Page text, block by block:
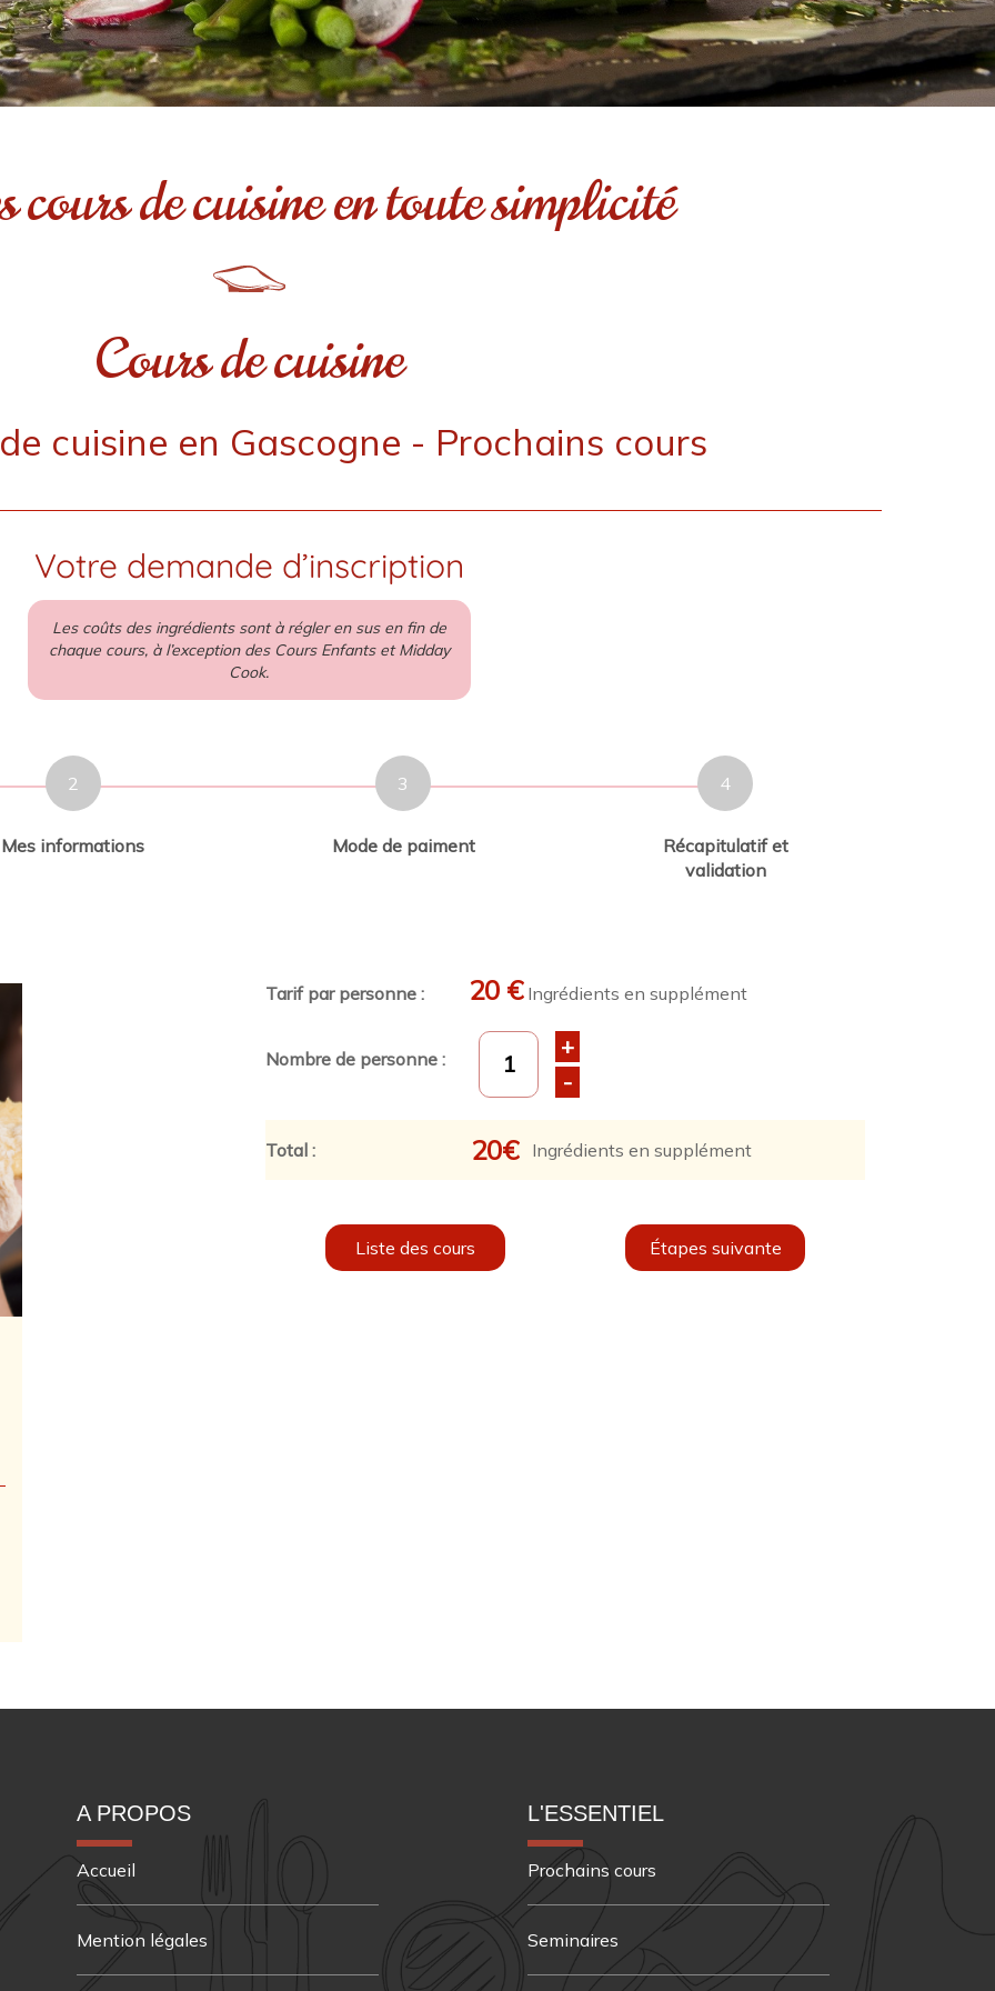
cours de cuisine en toute simplicité
Cours de cuisine
cuisine en Gascogne - Prochains cours
Votre demande d’inscription
Les coûts des ingrédients sont à régler en sus en fin de
chaque cours, à l’exception des Cours Enfants et Midday
Cook.
2
Mes informations
3
Mode de paiment
4
Récapitulatif et
validation
Tarif par personne : 20 €Ingrédients en supplément
Nombre de personne :
+
-
Total : 20€ Ingrédients en supplément
Liste des cours Étapes suivante
A PROPOS
Accueil
Mention légales
L'ESSENTIEL
Prochains cours
Seminaires